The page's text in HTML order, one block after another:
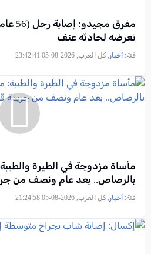
مفرق
تعرضه لحادثة عنف
فئة: أخبار , كل العرب, 2026-08-05 23:42:41
مأساة مزدوجة في الطيرة
بالرصاص.. بعد عام ونصف من
فئة: أخبار , كل العرب, 2026-08-05 21:24:58